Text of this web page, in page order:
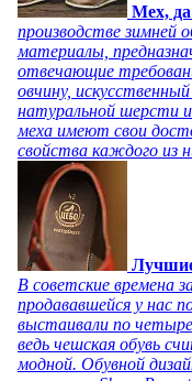
Мех,
производстве зимней
материалы,
отвечающие
овчину,
натуральной шерсти и
меха имеют свои
свойства каждого из
В советские времена
продававшейся у нас
выстаивали по
ведь чешская обувь
модной. Обувной